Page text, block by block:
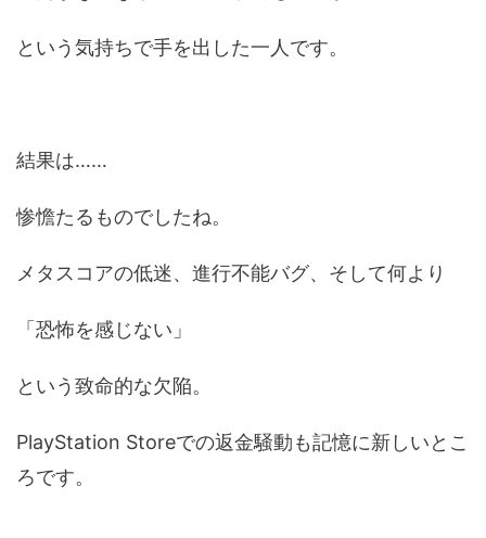
という気持ちで手を出した一人です。
結果は……
惨憺たるものでしたね。
メタスコアの低迷、進行不能バグ、そして何より
「恐怖を感じない」
という致命的な欠陥。
PlayStation Storeでの返金騒動も記憶に新しいとこ
ろです。